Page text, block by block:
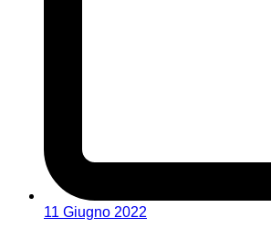
11 Giugno 2022